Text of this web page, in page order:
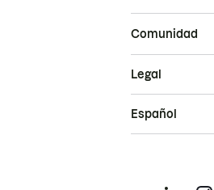
Comunidad
Legal
Español